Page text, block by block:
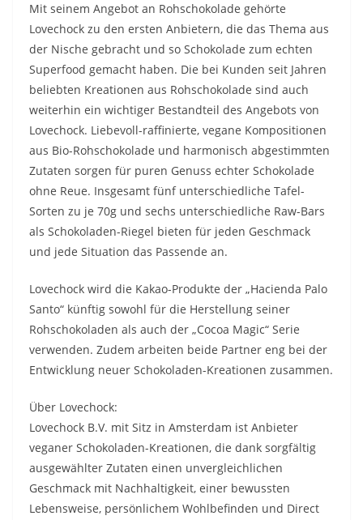
Mit seinem Angebot an Rohschokolade gehörte
Lovechock zu den ersten Anbietern, die das Thema aus
der Nische gebracht und so Schokolade zum echten
Superfood gemacht haben. Die bei Kunden seit Jahren
beliebten Kreationen aus Rohschokolade sind auch
weiterhin ein wichtiger Bestandteil des Angebots von
Lovechock. Liebevoll-raffinierte, vegane Kompositionen
aus Bio-Rohschokolade und harmonisch abgestimmten
Zutaten sorgen für puren Genuss echter Schokolade
ohne Reue. Insgesamt fünf unterschiedliche Tafel-
Sorten zu je 70g und sechs unterschiedliche Raw-Bars
als Schokoladen-Riegel bieten für jeden Geschmack
und jede Situation das Passende an.
Lovechock wird die Kakao-Produkte der „Hacienda Palo
Santo“ künftig sowohl für die Herstellung seiner
Rohschokoladen als auch der „Cocoa Magic“ Serie
verwenden. Zudem arbeiten beide Partner eng bei der
Entwicklung neuer Schokoladen-Kreationen zusammen.
Über Lovechock:
Lovechock B.V. mit Sitz in Amsterdam ist Anbieter
veganer Schokoladen-Kreationen, die dank sorgfältig
ausgewählter Zutaten einen unvergleichlichen
Geschmack mit Nachhaltigkeit, einer bewussten
Lebensweise, persönlichem Wohlbefinden und Direct